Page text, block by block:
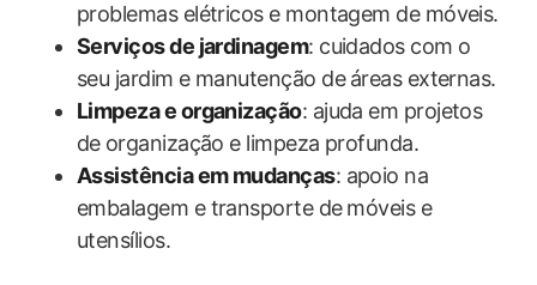
problemas elétricos​ e montagem de móveis.
Serviços de jardinagem: cuidados com o
seu ​jardim e‌ manutenção de ⁤áreas externas.
Limpeza e organização: ajuda em projetos​
de⁣ organização e limpeza profunda.
Assistência‌ em mudanças: apoio na
embalagem e transporte de⁤ móveis e
utensílios.